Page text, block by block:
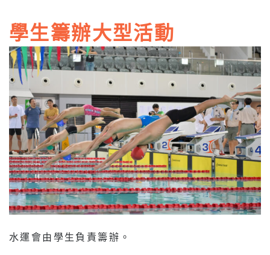
學生籌辦大型活動
水運會由學生負責籌辦。